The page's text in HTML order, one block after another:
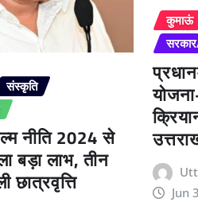
संस्कृति
नीति 2024 से
बड़ा लाभ, तीन
छात्रवृत्ति
कुमाऊं
Jun